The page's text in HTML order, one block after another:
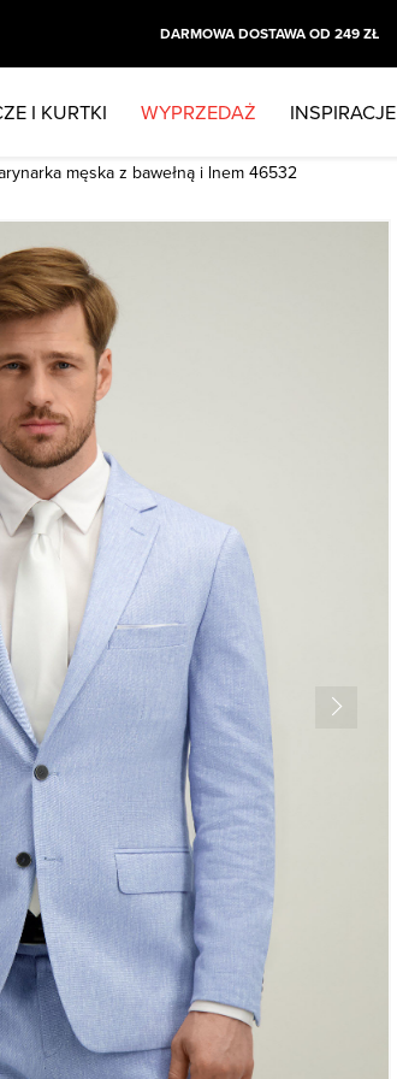
DARMOWA DOSTAWA OD 249 ZŁ
I KURTKI WYPRZEDAŻ INSPIRACJE
męska z bawełną i lnem 46532